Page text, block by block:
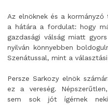
Az elnöknek és a kormányzó
a hátára a fordulat: hogy
gazdasági válság miatt
nyilván könnyebben
Szenátussal, mint a
Persze Sarkozy elnök
ez a vereség.
sem sok jót ígérnek